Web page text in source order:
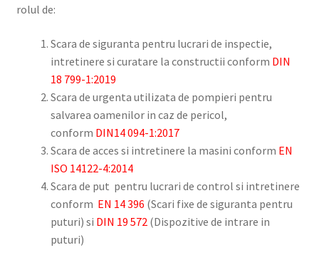
rolul de:
Scara de siguranta pentru lucrari de inspectie,
intretinere si curatare la constructii conform DIN
18 799-1:2019
Scara de urgenta utilizata de pompieri pentru
salvarea oamenilor in caz de pericol,
conform DIN14 094-1:2017
Scara de acces si intretinere la masini conform EN
ISO 14122-4:2014
Scara de put pentru lucrari de control si intretinere
conform EN 14 396 (Scari fixe de siguranta pentru
puturi) si DIN 19 572(Dispozitive de intrare in
puturi)